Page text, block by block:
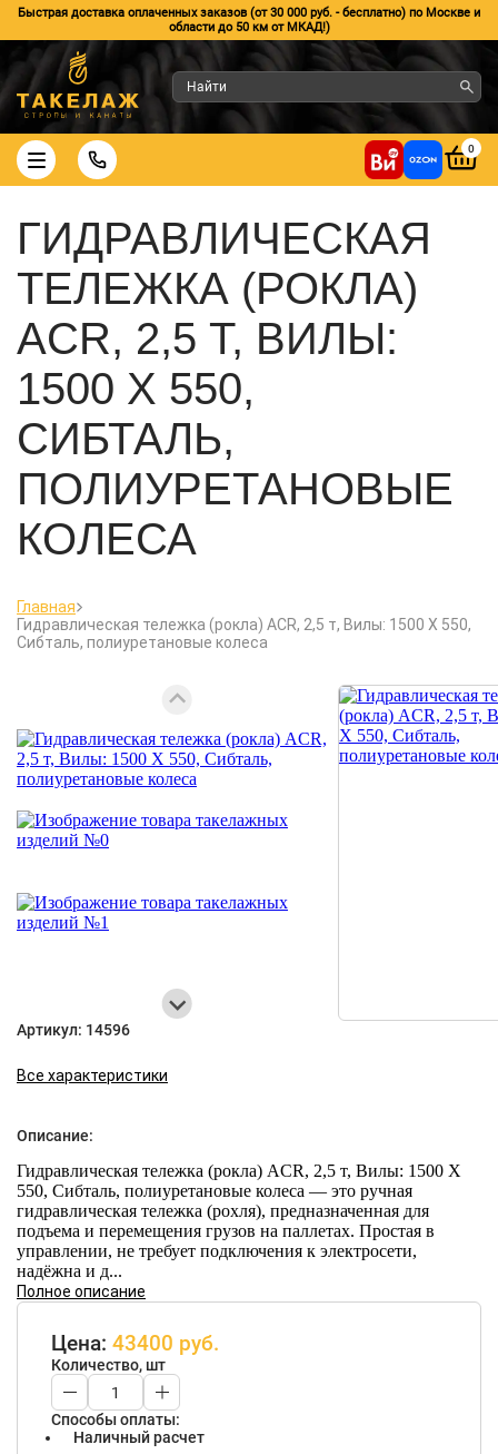
Быстрая доставка оплаченных заказов (от 30 000 руб. - бесплатно) по Москве и
области до 50 км от МКАД!)
0
ГИДРАВЛИЧЕСКАЯ
ТЕЛЕЖКА (РОКЛА)
ACR, 2,5 Т, ВИЛЫ:
1500 Х 550,
СИБТАЛЬ,
ПОЛИУРЕТАНОВЫЕ
КОЛЕСА
Главная
Гидравлическая тележка (рокла) ACR, 2,5 т, Вилы: 1500 Х 550,
Сибталь, полиуретановые колеса
Артикул: 14596
Все характеристики
Описание:
Гидравлическая тележка (рокла) ACR, 2,5 т, Вилы: 1500 Х
550, Сибталь, полиуретановые колеса — это ручная
гидравлическая тележка (рохля), предназначенная для
подъема и перемещения грузов на паллетах. Простая в
управлении, не требует подключения к электросети,
надёжна и д...
Полное описание
Цена: 43400 руб.
Количество, шт
Способы оплаты:
Наличный расчет